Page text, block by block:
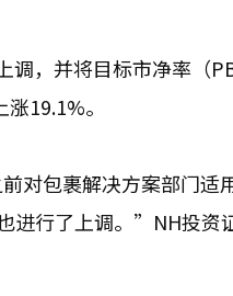
，并将目标市净率（
19.1%。
对包裹解决方案部门适
进行了上调。”NH投资